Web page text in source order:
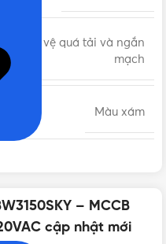
bảo vệ quá tải và ngắn
mạch
Màu xám
220VAC, 415VAC
– MCCB
cập nhật mới